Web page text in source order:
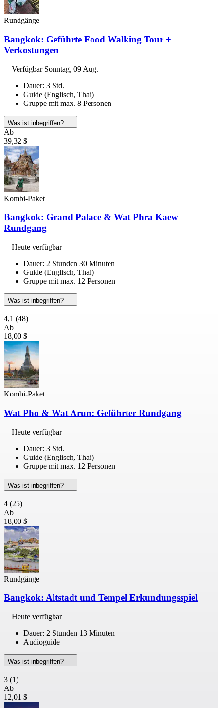
Rundgänge
Bangkok: Geführte Food Walking Tour +
Verkostungen
Verfügbar Sonntag, 09 Aug.
Dauer: 3 Std.
Guide (Englisch, Thai)
Gruppe mit max. 8 Personen
Was ist inbegriffen?
Ab
39,32 $
Kombi-Paket
Bangkok: Grand Palace & Wat Phra Kaew
Rundgang
Heute verfügbar
Dauer: 2 Stunden 30 Minuten
Guide (Englisch, Thai)
Gruppe mit max. 12 Personen
Was ist inbegriffen?
4,1 (48)
Ab
18,00 $
Kombi-Paket
Wat Pho & Wat Arun: Geführter Rundgang
Heute verfügbar
Dauer: 3 Std.
Guide (Englisch, Thai)
Gruppe mit max. 12 Personen
Was ist inbegriffen?
4 (25)
Ab
18,00 $
Rundgänge
Bangkok: Altstadt und Tempel Erkundungsspiel
Heute verfügbar
Dauer: 2 Stunden 13 Minuten
Audioguide
Was ist inbegriffen?
3 (1)
Ab
12,01 $